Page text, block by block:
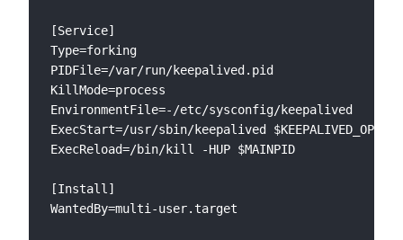
[Service]
Type=forking
PIDFile=/var/run/keepalived.pid
KillMode=process
EnvironmentFile=-/etc/sysconfig/keepalived
ExecStart=/usr/sbin/keepalived
ExecReload=/bin/kill -HUP $MAINPID
[Install]
WantedBy=multi-user.target